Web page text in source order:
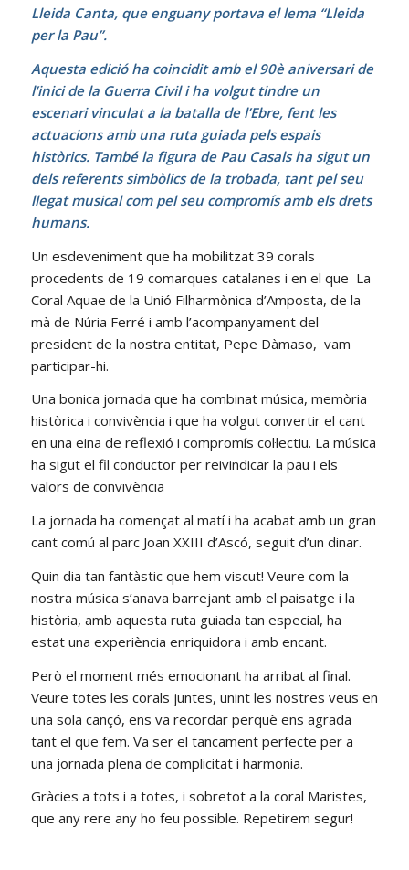
Lleida Canta, que enguany portava el lema “Lleida
per la Pau”.
Aquesta edició ha coincidit amb el 90è aniversari de
l’inici de la Guerra Civil i ha volgut tindre un
escenari vinculat a la batalla de l’Ebre, fent les
actuacions amb una ruta guiada pels espais
històrics. També la figura de Pau Casals ha sigut un
dels referents simbòlics de la trobada, tant pel seu
llegat musical com pel seu compromís amb els drets
humans.
Un esdeveniment que ha mobilitzat 39 corals
procedents de 19 comarques catalanes i en el que La
Coral Aquae de la Unió Filharmònica d’Amposta, de la
mà de Núria Ferré i amb l’acompanyament del
president de la nostra entitat, Pepe Dàmaso, vam
participar-hi.
Una bonica jornada que ha combinat música, memòria
històrica i convivència i que ha volgut convertir el cant
en una eina de reflexió i compromís col·lectiu. La música
ha sigut el fil conductor per reivindicar la pau i els
valors de convivència
La jornada ha començat al matí i ha acabat amb un gran
cant comú al parc Joan XXIII d’Ascó, seguit d’un dinar.
Quin dia tan fantàstic que hem viscut! Veure com la
nostra música s’anava barrejant amb el paisatge i la
història, amb aquesta ruta guiada tan especial, ha
estat una experiència enriquidora i amb encant.
Però el moment més emocionant ha arribat al final.
Veure totes les corals juntes, unint les nostres veus en
una sola cançó, ens va recordar perquè ens agrada
tant el que fem. Va ser el tancament perfecte per a
una jornada plena de complicitat i harmonia.
Gràcies a tots i a totes, i sobretot a la coral Maristes,
que any rere any ho feu possible. Repetirem segur!